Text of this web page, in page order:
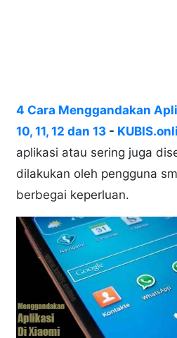
4 Cara Menggandakan
10, 11, 12 dan 13 -
aplikasi atau sering juga
dilakukan oleh pengguna
berbegai keperluan.